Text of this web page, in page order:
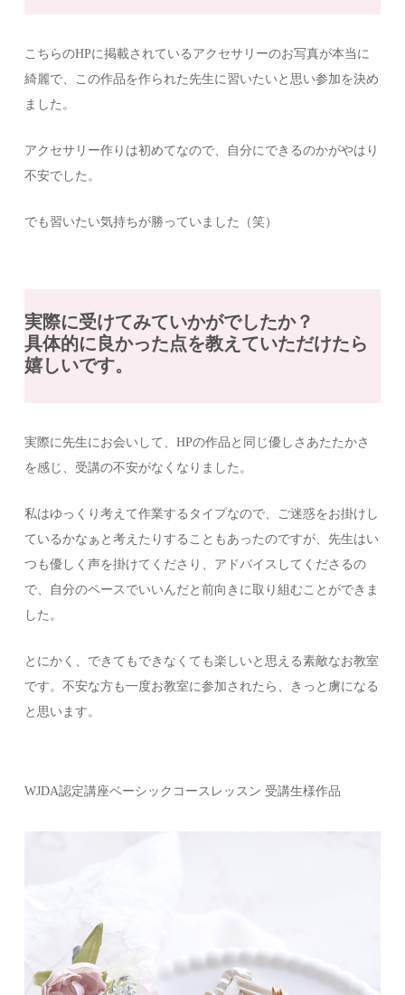
こちらのHPに掲載されているアクセサリーのお写真が本当に
綺麗で、この作品を作られた先生に習いたいと思い参加を決め
ました。
アクセサリー作りは初めてなので、自分にできるのかがやはり
不安でした。
でも習いたい気持ちが勝っていました（笑）
実際に受けてみていかがでしたか？
具体的に良かった点を教えていただけたら
嬉しいです。
実際に先生にお会いして、HPの作品と同じ優しさあたたかさ
を感じ、受講の不安がなくなりました。
私はゆっくり考えて作業するタイプなので、ご迷惑をお掛けし
ているかなぁと考えたりすることもあったのですが、先生はい
つも優しく声を掛けてくださり、アドバイスしてくださるの
で、自分のペースでいいんだと前向きに取り組むことができま
した。
とにかく、できてもできなくても楽しいと思える素敵なお教室
です。不安な方も一度お教室に参加されたら、きっと虜になる
と思います。
WJDA認定講座ベーシックコースレッスン 受講生様作品